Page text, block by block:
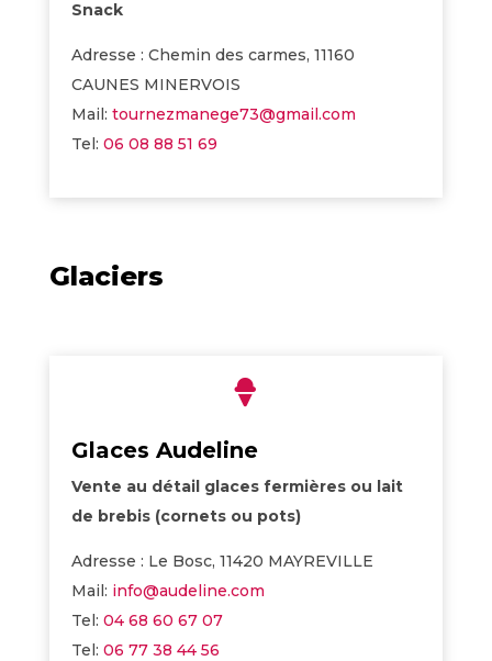
Snack
Adresse : Chemin des carmes, 11160
CAUNES MINERVOIS
Mail: tournezmanege73@gmail.com
Tel: 06 08 88 51 69
Glaciers

Glaces Audeline
Vente au détail glaces fermières ou lait
de brebis (cornets ou pots)
Adresse : Le Bosc, 11420 MAYREVILLE
Mail: info@audeline.com
Tel: 04 68 60 67 07
Tel: 06 77 38 44 56